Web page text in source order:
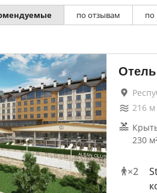
по отзывам по
216м
230
×2